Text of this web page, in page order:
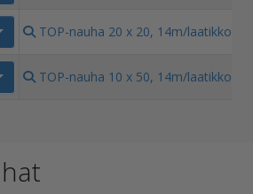
TOP-nauha 20 x 20, 14m/laatikko
TOP-nauha 10 x 50, 14m/laatikko